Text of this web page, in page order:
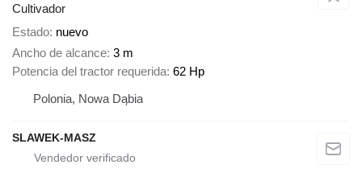
Cultivador
Estado nuevo
Ancho de alcance 3 m
Potencia del tractor requerida 62 Hp
Polonia, Nowa Dąbia
SLAWEK-MASZ